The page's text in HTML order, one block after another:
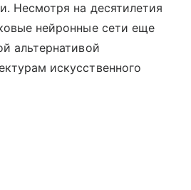
Несмотря на десятилетия
нейронные сети еще
альтернативой
искусственного